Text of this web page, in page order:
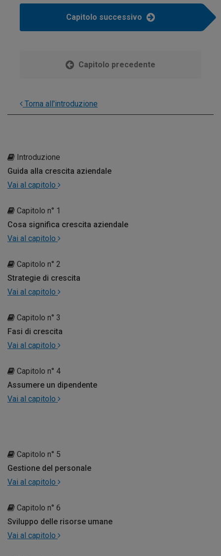
Capitolo successivo
Capitolo precedente
Torna all'introduzione
Introduzione
Guida alla crescita aziendale
Vai al capitolo
Capitolo n° 1
Cosa significa crescita aziendale
Vai al capitolo
Capitolo n° 2
Strategie di crescita
Vai al capitolo
Capitolo n° 3
Fasi di crescita
Vai al capitolo
Capitolo n° 4
Assumere un dipendente
Vai al capitolo
Capitolo n° 5
Gestione del personale
Vai al capitolo
Capitolo n° 6
Sviluppo delle risorse umane
Vai al capitolo